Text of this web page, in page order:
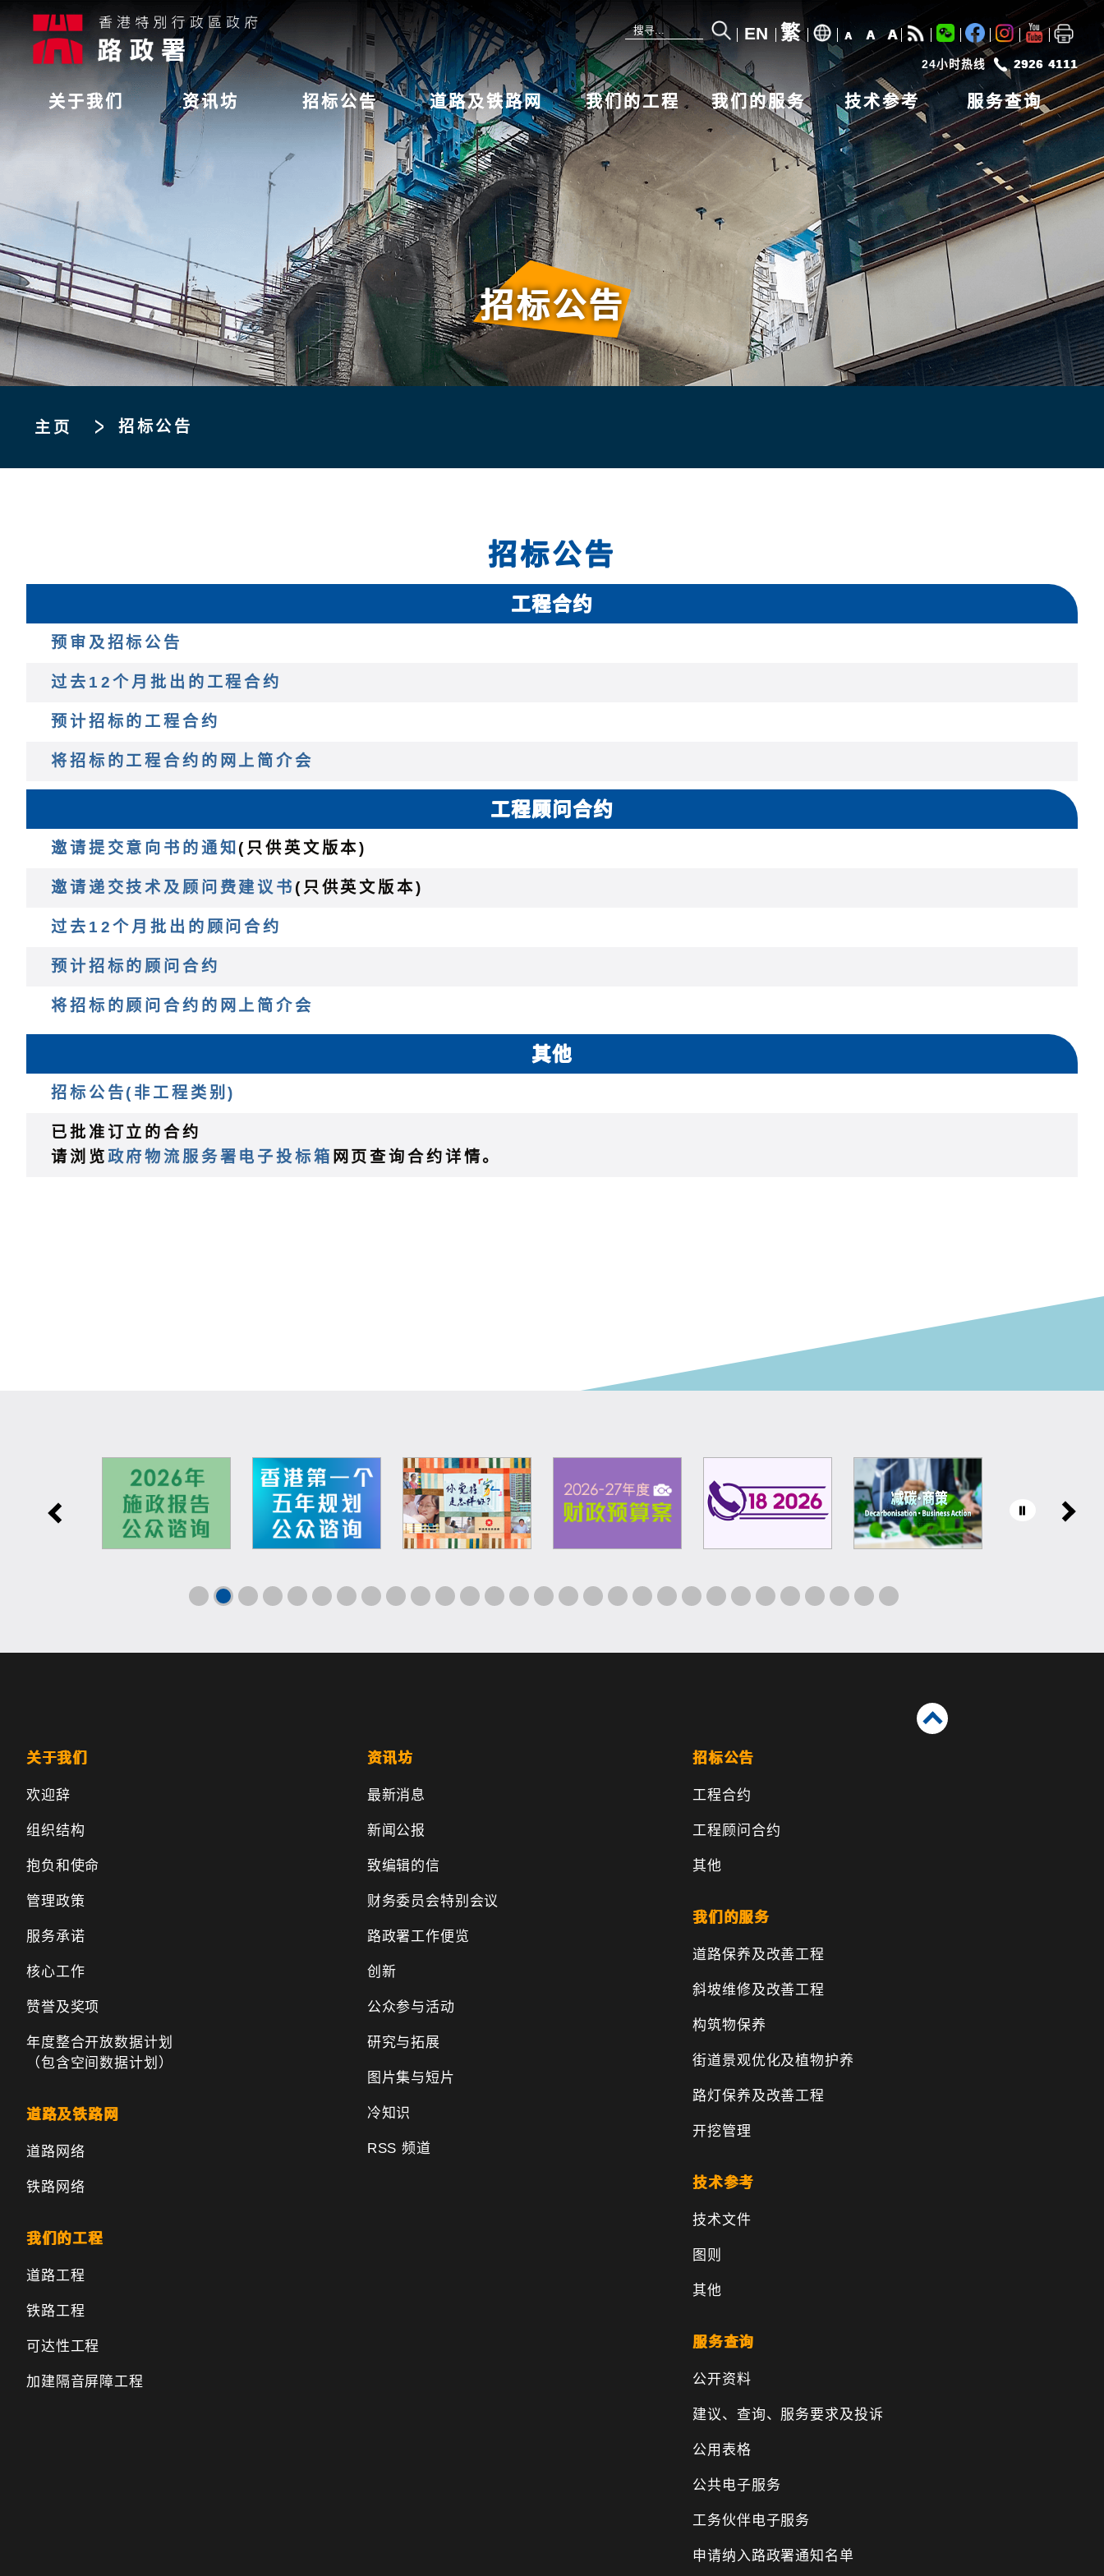
EN 繁 A A A
24小时热线 2926 4111
关于我们 资讯坊 招标公告 道路及铁路网 我们的工程 我们的服务 技术参考 服务查询
主页
招标公告
招标公告
招标公告
工程合约
预审及招标公告
过去12个月批出的工程合约
预计招标的工程合约
将招标的工程合约的网上简介会
工程顾问合约
邀请提交意向书的通知 (只供英文版本)
邀请递交技术及顾问费建议书 (只供英文版本)
过去12个月批出的顾问合约
预计招标的顾问合约
将招标的顾问合约的网上简介会
其他
招标公告(非工程类别)
已批准订立的合约
请浏览政府物流服务署电子投标箱 网页查询合约详情。
关于我们
欢迎辞
组织结构
抱负和使命
管理政策
服务承诺
核心工作
赞誉及奖项
年度整合开放数据计划
（包含空间数据计划）
道路及铁路网
道路网络
铁路网络
我们的工程
道路工程
铁路工程
可达性工程
加建隔音屏障工程
资讯坊
最新消息
新闻公报
致编辑的信
财务委员会特别会议
路政署工作便览
创新
公众参与活动
研究与拓展
图片集与短片
冷知识
RSS 频道
招标公告
工程合约
工程顾问合约
其他
我们的服务
道路保养及改善工程
斜坡维修及改善工程
构筑物保养
街道景观优化及植物护养
路灯保养及改善工程
开挖管理
技术参考
技术文件
图则
其他
服务查询
公开资料
建议、查询、服务要求及投诉
公用表格
公共电子服务
工务伙伴电子服务
申请纳入路政署通知名单